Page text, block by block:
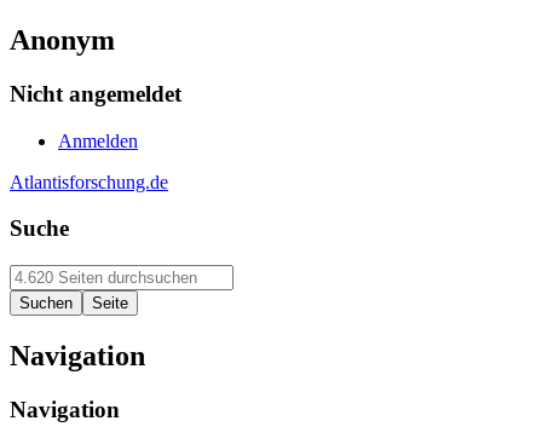
Anonym
Nicht angemeldet
Anmelden
Atlantisforschung.de
Suche
Navigation
Navigation